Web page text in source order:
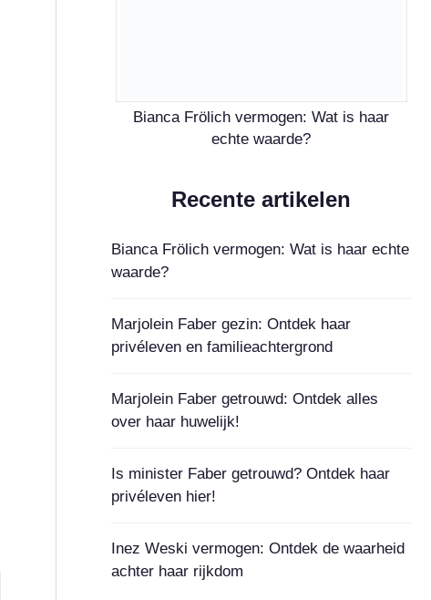
Bianca Frölich vermogen: Wat is haar
echte waarde?
Recente artikelen
Bianca Frölich vermogen: Wat is haar echte
waarde?
Marjolein Faber gezin: Ontdek haar
privéleven en familieachtergrond
Marjolein Faber getrouwd: Ontdek alles
over haar huwelijk!
Is minister Faber getrouwd? Ontdek haar
privéleven hier!
Inez Weski vermogen: Ontdek de waarheid
achter haar rijkdom